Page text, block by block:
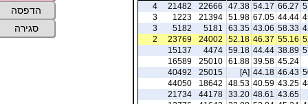
66.27
54.17
47.38
22666
21482
4
44.44
67.05
51.98
21394
1223
3
58.33
43.06
63.35
5181
5182
3
55.16
46.37
52.18
24002
23769
2
38.89
44.44
59.18
4474
15137
45.24
39.58
61.88
25010
16589
46.43
44.18
[A]
25015
40492
43.25
40.59
48.53
18642
44050
43.65
48.61
33.20
44178
21734
הדפסה
סגירה